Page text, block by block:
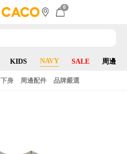
0
KIDS NAVY SALE 周邊
下身 周邊配件 品牌嚴選